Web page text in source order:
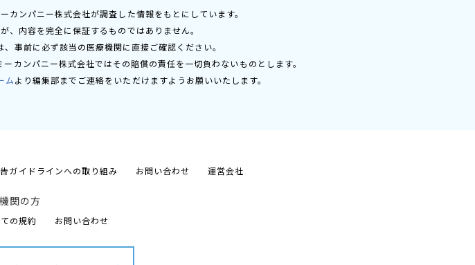
ンパニー株式会社が調査した情報をもとにしています。
、内容を完全に保証するものではありません。
事前に必ず該当の医療機関に直接ご確認ください。
カンパニー株式会社ではその賠償の責任を一切負わないものとします。
ムより編集部までご連絡をいただけますようお願いいたします。
ガイドラインへの取り組み お問い合わせ 運営会社
関の方
の規約 お問い合わせ